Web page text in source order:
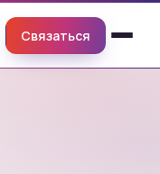
Связаться